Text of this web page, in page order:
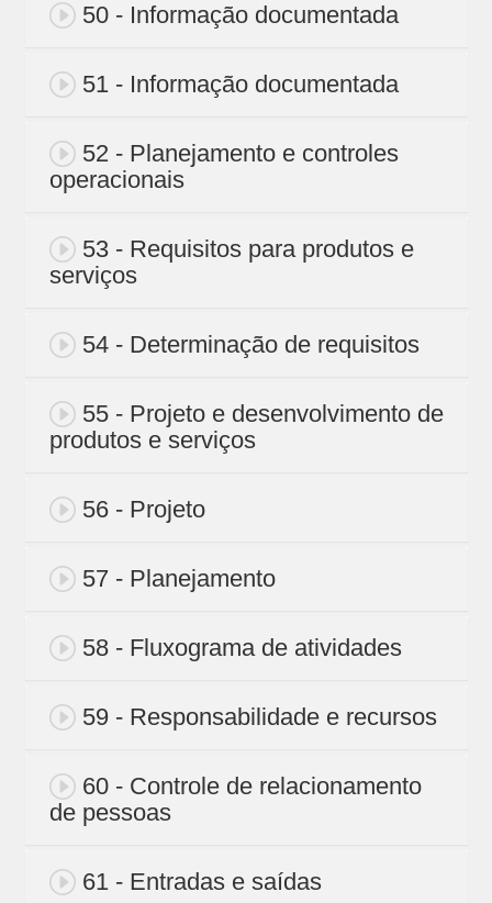
50 - Informação documentada
51 - Informação documentada
52 - Planejamento e controles
operacionais
53 - Requisitos para produtos e
serviços
54 - Determinação de requisitos
55 - Projeto e desenvolvimento de
produtos e serviços
56 - Projeto
57 - Planejamento
58 - Fluxograma de atividades
59 - Responsabilidade e recursos
60 - Controle de relacionamento
de pessoas
61 - Entradas e saídas